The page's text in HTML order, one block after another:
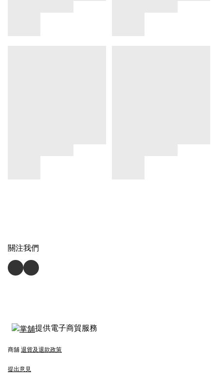
關注我們
提供電子商貿服務
商舖 退貨及退款政策
提出意見